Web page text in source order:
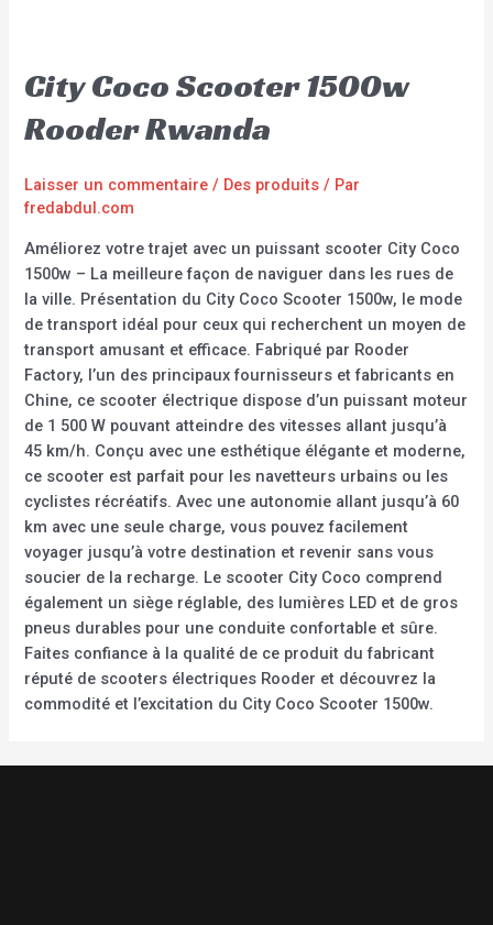
City Coco Scooter 1500w
Rooder Rwanda
Laisser un commentaire / Des produits / Par
fredabdul.com
Améliorez votre trajet avec un puissant scooter City Coco
1500w – La meilleure façon de naviguer dans les rues de
la ville. Présentation du City Coco Scooter 1500w, le mode
de transport idéal pour ceux qui recherchent un moyen de
transport amusant et efficace. Fabriqué par Rooder
Factory, l’un des principaux fournisseurs et fabricants en
Chine, ce scooter électrique dispose d’un puissant moteur
de 1 500 W pouvant atteindre des vitesses allant jusqu’à
45 km/h. Conçu avec une esthétique élégante et moderne,
ce scooter est parfait pour les navetteurs urbains ou les
cyclistes récréatifs. Avec une autonomie allant jusqu’à 60
km avec une seule charge, vous pouvez facilement
voyager jusqu’à votre destination et revenir sans vous
soucier de la recharge. Le scooter City Coco comprend
également un siège réglable, des lumières LED et de gros
pneus durables pour une conduite confortable et sûre.
Faites confiance à la qualité de ce produit du fabricant
réputé de scooters électriques Rooder et découvrez la
commodité et l’excitation du City Coco Scooter 1500w.